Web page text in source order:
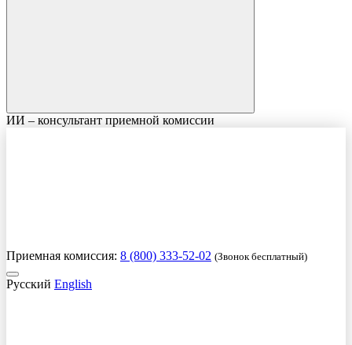
ИИ – консультант приемной комиссии
Приемная комиссия: 8 (800) 333-52-02 (Звонок бесплатный)
Русский English